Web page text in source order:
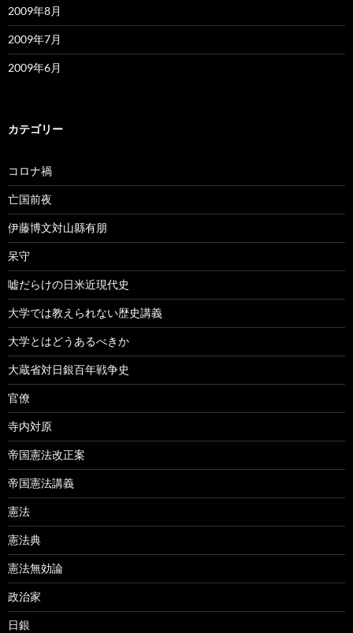
2009年8月
2009年7月
2009年6月
カテゴリー
コロナ禍
亡国前夜
伊藤博文対山縣有朋
呆守
嘘だらけの日米近現代史
大学では教えられない歴史講義
大学とはどうあるべきか
大蔵省対日銀百年戦争史
官僚
寺内対原
帝国憲法改正案
帝国憲法講義
憲法
憲法典
憲法無効論
政治家
日銀